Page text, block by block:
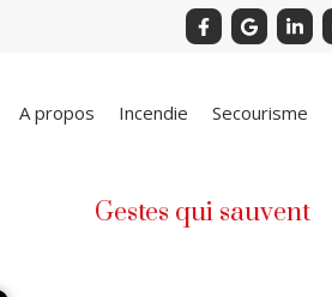
A propos Incendie Secourisme
Gestes qui sauvent